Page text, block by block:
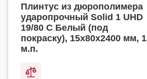
Плинтус из дюрополимера
ударопрочный Solid 1 UHD
19/80 C Белый (под
покраску), 15х80х2400 мм, 1
м.п.